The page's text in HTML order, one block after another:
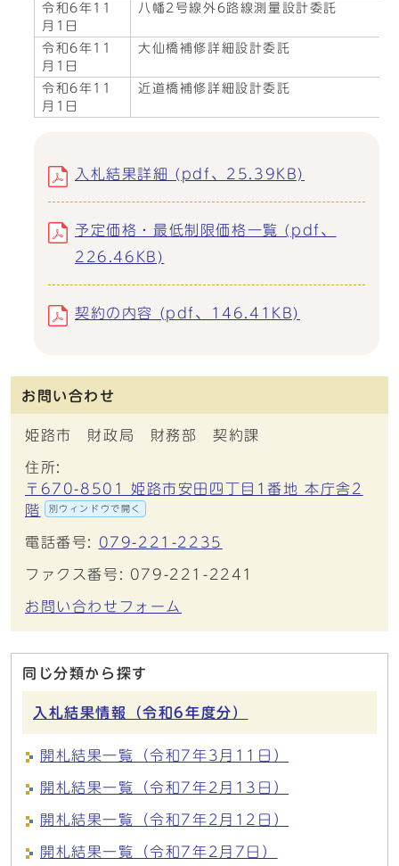
令和6年11
月1日
八幡2号線外6路線測量設計委託
令和6年11
月1日
大仙橋補修詳細設計委託
令和6年11
月1日
近道橋補修詳細設計委託
入札結果詳細 (pdf、25.39KB)
予定価格・最低制限価格一覧 (pdf、
226.46KB)
契約の内容 (pdf、146.41KB)
お問い合わせ
姫路市 財政局 財務部 契約課
住所:
〒670-8501 姫路市安田四丁目1番地 本庁舎2
階
別ウィンドウで開く
電話番号: 079-221-2235
ファクス番号: 079-221-2241
お問い合わせフォーム
同じ分類から探す
入札結果情報（令和6年度分）
開札結果一覧（令和7年3月11日）
開札結果一覧（令和7年2月13日）
開札結果一覧（令和7年2月12日）
開札結果一覧（令和7年2月7日）